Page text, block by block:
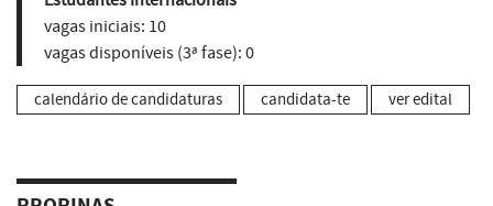
vagas iniciais: 10
vagas disponíveis (3ª fase): 0
calendário de candidaturas candidata-te ver edital